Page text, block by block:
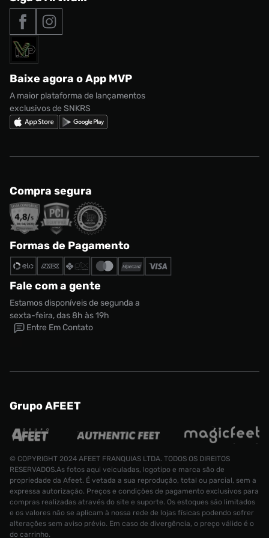
Roupas
Acessórios
Marcas
Nike Air Max
adidas Adi2000
adidas Campus
Nike Shox
Nossas lojas
Termos de uso
Política de privacidade
Regulamento CRM/ CASHBACK
Regulamento Cupom
Tipos de entrega
Formas de Pagamento
Solicite seus dados
Baixe agora o App MVP
A maior plataforma de lançamentos
exclusivos de SNKRS
Compra segura
Formas de Pagamento
Fale com a gente
Estamos disponíveis de segunda a
sexta-feira, das 8h às 19h
Entre Em Contato
Grupo AFEET
© COPYRIGHT 2024 AFEET FRANQUIAS LTDA. TODOS OS DIREITOS
RESERVADOS.As fotos aqui veiculadas, logotipo e marca são de
propriedade da Afeet. É vetada a sua reprodução, total ou parcial, sem a
expressa autorização. Preços e condições de pagamento exclusivos para
compras realizadas através do site e suporte. Os estoques são limitados
e os valores não se aplicam à nossa rede de lojas físicas podendo sofrer
alterações sem aviso prévio. Em caso de divergência, o preço válido é o
do carrinho.